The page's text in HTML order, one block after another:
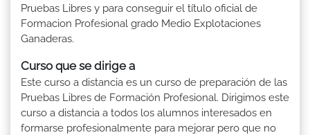
Pruebas Libres y para conseguir el título oficial de
Formacion Profesional grado Medio Explotaciones
Ganaderas.
Curso que se dirige a
Este curso a distancia es un curso de preparación de las
Pruebas Libres de Formación Profesional. Dirigimos este
curso a distancia a todos los alumnos interesados en
formarse profesionalmente para mejorar pero que no